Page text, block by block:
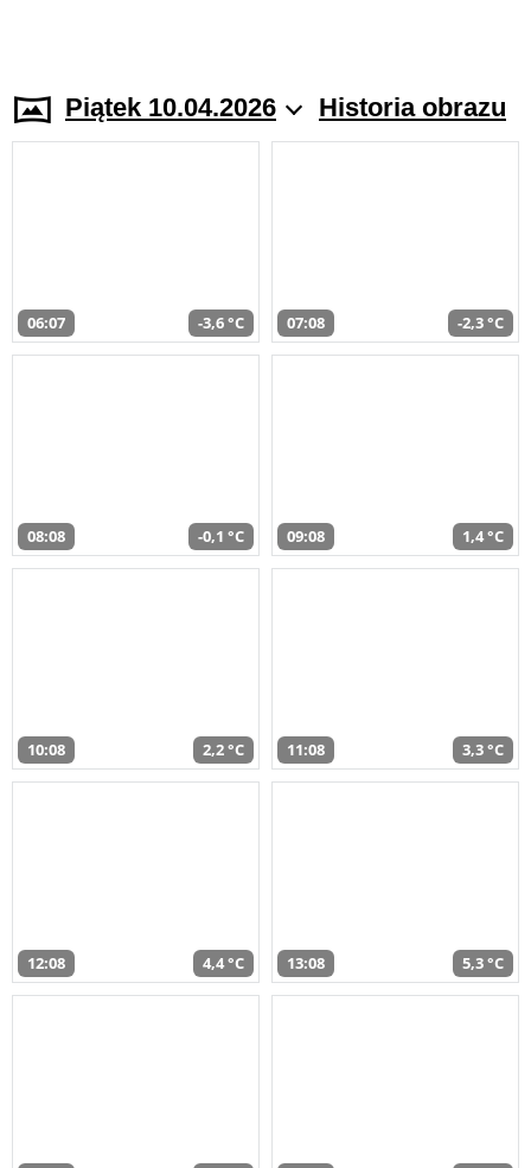
Piątek 10.04.2026 Historia obrazu
06:07 -3,6 °C 07:08 -2,3 °C
08:08 -0,1 °C 09:08 1,4 °C
10:08 2,2 °C 11:08 3,3 °C
12:08 4,4 °C 13:08 5,3 °C